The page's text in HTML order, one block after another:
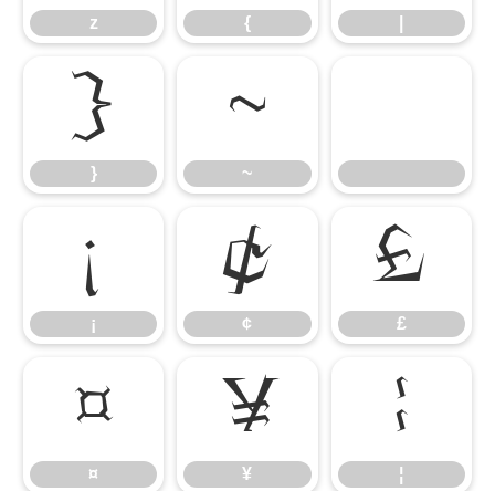
z {
}
}
~
~
¡
¡
¢
¢
£
£
¤
¤
¥
¥
¦
¦